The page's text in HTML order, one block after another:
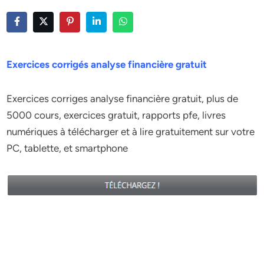
Exercices corrigés analyse financière gratuit
Exercices corriges analyse financière gratuit, plus de
5000 cours, exercices gratuit, rapports pfe, livres
numériques à télécharger et à lire gratuitement sur votre
PC, tablette, et smartphone